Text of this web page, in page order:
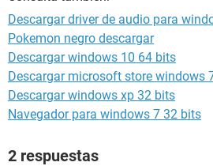
Descargar driver de audio para
Pokemon negro descargar
Descargar windows 10 64 bits
Descargar microsoft store windows
Descargar windows xp 32 bits
Navegador para windows 7 32 bits
2 respuestas